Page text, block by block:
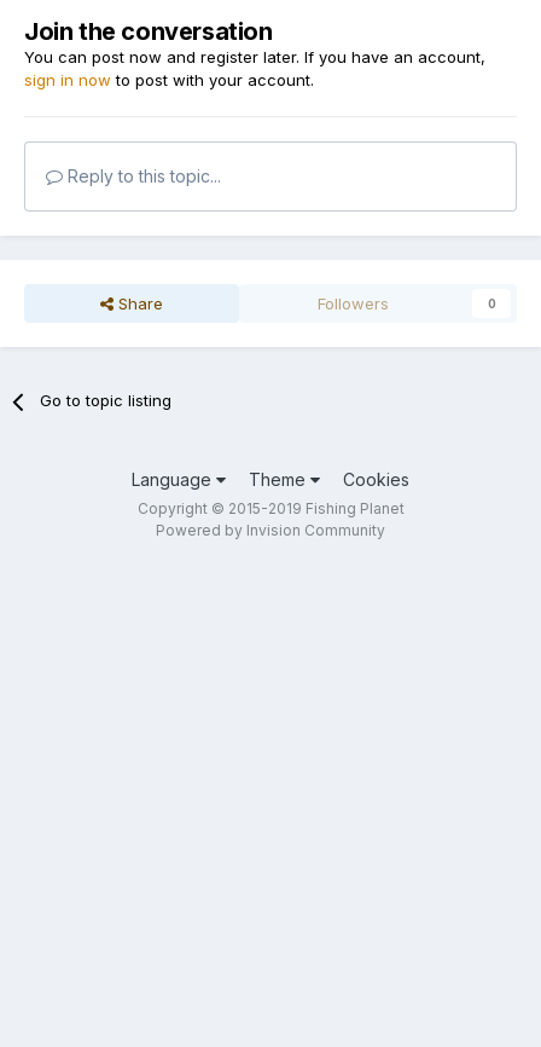
Join the conversation
You can post now and register later. If you have an account,
sign in now to post with your account.
Reply to this topic...
Share Followers 0
Go to topic listing
Language Theme Cookies
Copyright © 2015-2019 Fishing Planet
Powered by Invision Community